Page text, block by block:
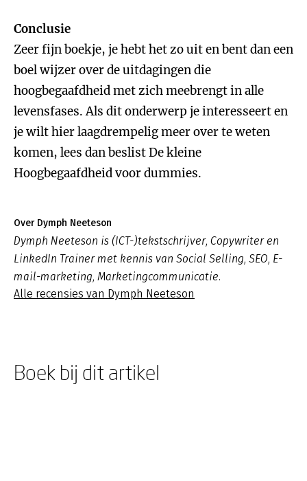
Conclusie
Zeer fijn boekje, je hebt het zo uit en bent dan een
boel wijzer over de uitdagingen die
hoogbegaafdheid met zich meebrengt in alle
levensfases. Als dit onderwerp je interesseert en
je wilt hier laagdrempelig meer over te weten
komen, lees dan beslist De kleine
Hoogbegaafdheid voor dummies.
Over Dymph Neeteson
Dymph Neeteson is (ICT-)tekstschrijver, Copywriter en
LinkedIn Trainer met kennis van Social Selling, SEO, E-
mail-marketing, Marketingcommunicatie.
Alle recensies van Dymph Neeteson
Boek bij dit artikel